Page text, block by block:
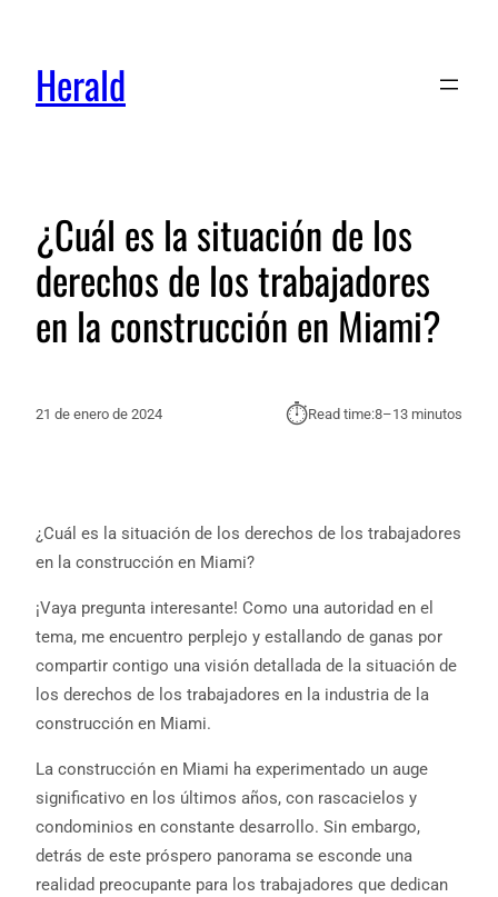
Herald
¿Cuál es la situación de los
derechos de los trabajadores
en la construcción en Miami?
21 de enero de 2024 ⏱︎Read time:8–13 minutos
¿Cuál es la situación de los derechos de los trabajadores
en la construcción en Miami?
¡Vaya pregunta interesante! Como una autoridad en el
tema, me encuentro perplejo y estallando de ganas por
compartir contigo una visión detallada de la situación de
los derechos de los trabajadores en la industria de la
construcción en Miami.
La construcción en Miami ha experimentado un auge
significativo en los últimos años, con rascacielos y
condominios en constante desarrollo. Sin embargo,
detrás de este próspero panorama se esconde una
realidad preocupante para los trabajadores que dedican